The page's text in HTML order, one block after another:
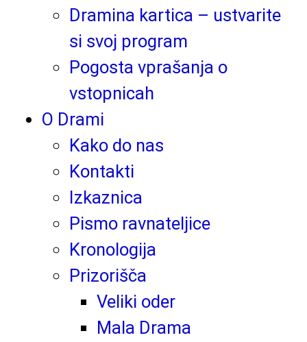
Dramina kartica – ustvarite
si svoj program
Pogosta vprašanja o
vstopnicah
O Drami
Kako do nas
Kontakti
Izkaznica
Pismo ravnateljice
Kronologija
Prizorišča
Veliki oder
Mala Drama